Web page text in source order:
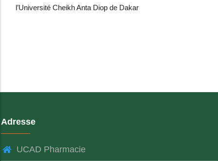
l’Université Cheikh Anta Diop de Dakar
Adresse
UCAD Pharmacie